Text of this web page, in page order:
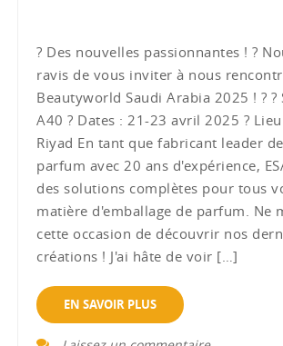
? Des nouvelles passionnantes ! ?
ravis de vous inviter à nous
Beautyworld Saudi Arabia 2025 ! ? ?
A40 ? Dates : 21-23 avril 2025 ? Lieu
Riyad En tant que fabricant leader
parfum avec 20 ans d'expérience,
des solutions complètes pour tous
matière d'emballage de parfum. Ne
cette occasion de découvrir nos
créations ! J'ai hâte de voir […]
EN SAVOIR PLUS